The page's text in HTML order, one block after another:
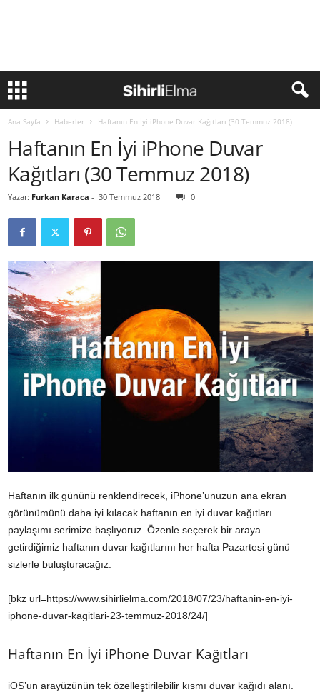
Ana Sayfa Haberler Haftanın En İyi iPhone Duvar Kağıtları (30 Temmuz 2018)
Haftanın En İyi iPhone Duvar
Kağıtları (30 Temmuz 2018)
Yazar: Furkan Karaca - 30 Temmuz 2018 0
Haftanın ilk gününü renklendirecek, iPhone’unuzun ana ekran
görünümünü daha iyi kılacak haftanın en iyi duvar kağıtları
paylaşımı serimize başlıyoruz. Özenle seçerek bir araya
getirdiğimiz haftanın duvar kağıtlarını her hafta Pazartesi günü
sizlerle buluşturacağız.
[bkz url=https://www.sihirlielma.com/2018/07/23/haftanin-en-iyi-
iphone-duvar-kagitlari-23-temmuz-2018/24/]
Haftanın En İyi iPhone Duvar Kağıtları
iOS’un arayüzünün tek özelleştirilebilir kısmı duvar kağıdı alanı.